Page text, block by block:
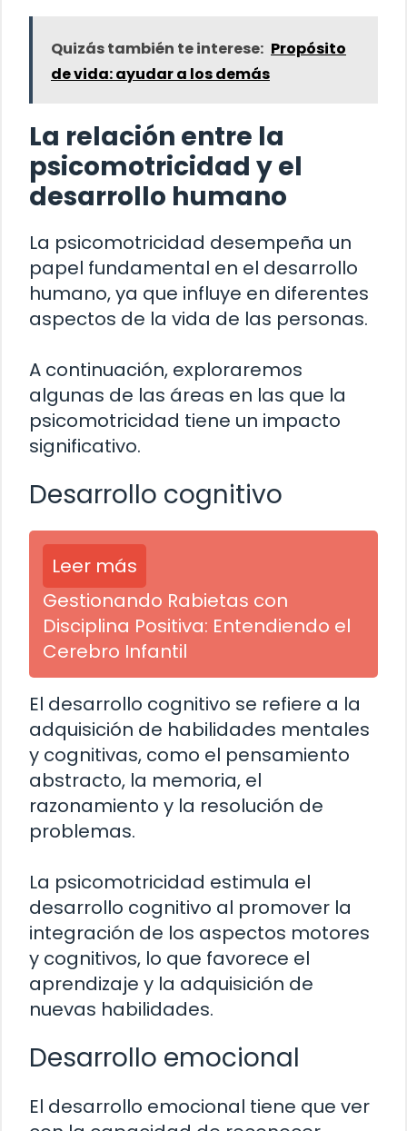
Quizás también te interese: Propósito
de vida: ayudar a los demás
La relación entre la
psicomotricidad y el
desarrollo humano
La psicomotricidad desempeña un
papel fundamental en el desarrollo
humano, ya que influye en diferentes
aspectos de la vida de las personas.
A continuación, exploraremos
algunas de las áreas en las que la
psicomotricidad tiene un impacto
significativo.
Desarrollo cognitivo
Leer más
Gestionando Rabietas con
Disciplina Positiva: Entendiendo el
Cerebro Infantil
El desarrollo cognitivo se refiere a la
adquisición de habilidades mentales
y cognitivas, como el pensamiento
abstracto, la memoria, el
razonamiento y la resolución de
problemas.
La psicomotricidad estimula el
desarrollo cognitivo al promover la
integración de los aspectos motores
y cognitivos, lo que favorece el
aprendizaje y la adquisición de
nuevas habilidades.
Desarrollo emocional
El desarrollo emocional tiene que ver